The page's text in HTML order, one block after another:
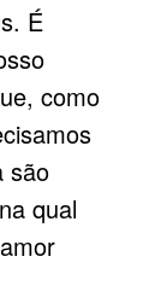
É
como
são
qual